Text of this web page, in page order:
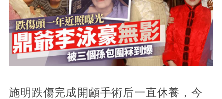
施明跌傷完成開顱手術后一直休養，今